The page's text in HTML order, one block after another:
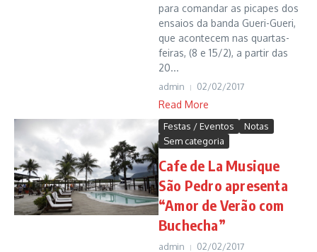
para comandar as picapes dos
ensaios da banda Gueri-Gueri,
que acontecem nas quartas-
feiras, (8 e 15/2), a partir das
20...
admin 02/02/2017
Read More
Festas / Eventos
Notas
Sem categoria
Cafe de La Musique
São Pedro apresenta
“Amor de Verão com
Buchecha”
admin 02/02/2017